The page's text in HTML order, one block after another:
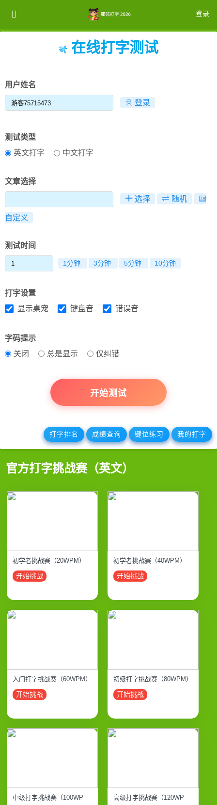
登录
在线打字测试
用户姓名
登录
测试类型
英文打字
中文打字
文章选择
选择 随机
自定义
测试时间
1分钟 3分钟 5分钟 10分钟
打字设置
显示桌宠
键盘音 错误音
字码提示
关闭
总是显示 仅纠错
开始测试
打字排名 成绩查询 键位练习 我的打字
官方打字挑战赛（英文）
初学者挑战赛（20WPM）
开始挑战
初学者挑战赛（40WPM）
开始挑战
入门打字挑战赛（60WPM）
开始挑战
初级打字挑战赛（80WPM）
开始挑战
中级打字挑战赛（100WP
高级打字挑战赛（120WP